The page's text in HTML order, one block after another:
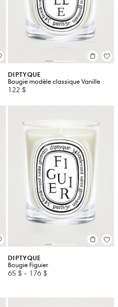
DIPTYQUE
Bougie modèle classique Vanille
122 $
DIPTYQUE
Bougie Figuier
65 $ - 176 $